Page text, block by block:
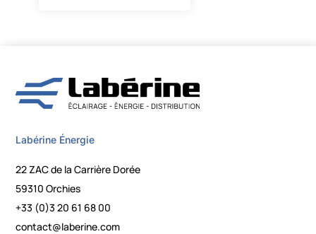
Labérine Énergie
22 ZAC de la Carrière Dorée
59310 Orchies
+33 (0)3 20 61 68 00
contact@laberine.com